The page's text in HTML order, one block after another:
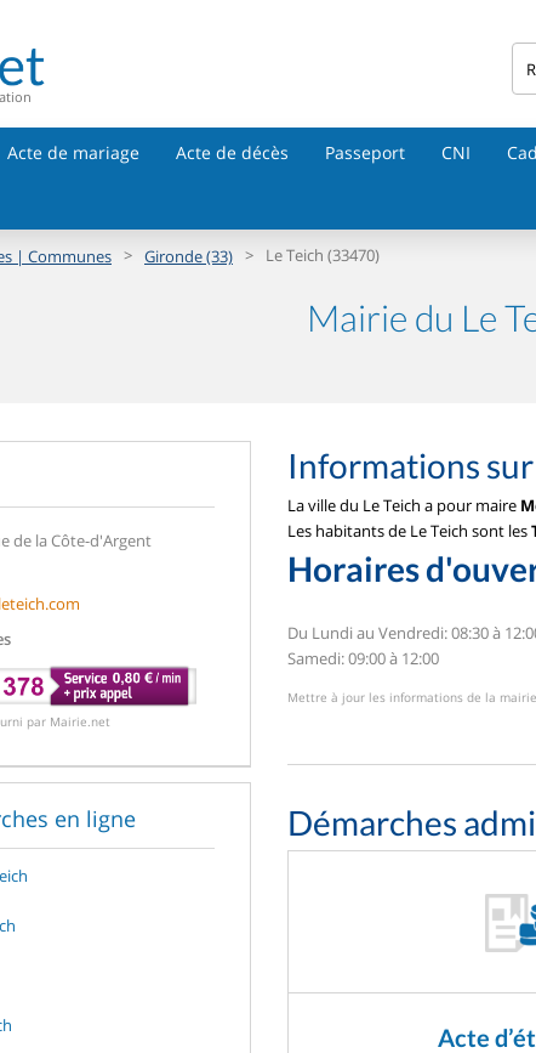
Acte de mariage Acte de décès Passeport CNI
| Communes > Gironde (33) > Le Teich (33470)
Mairie du Le
de la Côte-d'Argent
par Mairie.net
en ligne
Informations
La ville du Le Teich a pour maire
Les habitants de Le Teich sont les
Horaires
Du Lundi au Vendredi: 08:30 à
Samedi: 09:00 à 12:00
Mettre à jour les informations de la mairie
Démarches
Acte